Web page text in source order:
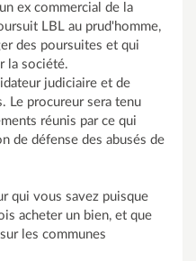
ex commercial de la
LBL au prud'homme,
des poursuites et qui
la société.
judiciaire et de
Le procureur sera tenu
réunis par ce qui
de défense des abusés de
qui vous savez puisque
acheter un bien, et que
les communes